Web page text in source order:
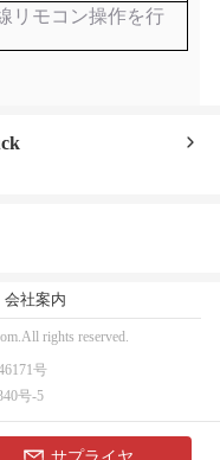
リモコン操作を行
サプライヤ
会社案内
rights reserved.
号
号-5